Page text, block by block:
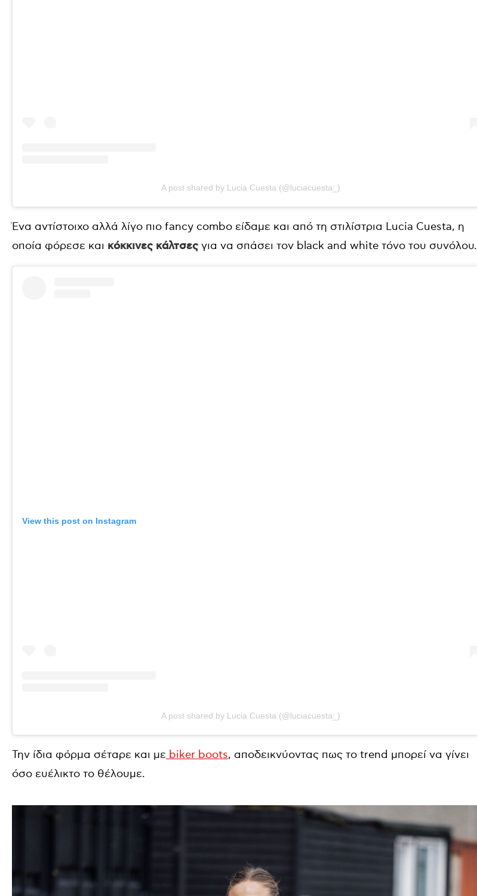
A post shared by Lucia Cuesta (@luciacuesta_)
Ένα αντίστοιχο αλλά λίγο πιο fancy combo είδαμε και από τη στιλίστρια Lucia Cuesta, η
οποία φόρεσε και κόκκινες κάλτσες για να σπάσει τον black and white τόνο του συνόλου.
View this post on Instagram
A post shared by Lucia Cuesta (@luciacuesta_)
Την ίδια φόρμα σέταρε και με biker boots, αποδεικνύοντας πως το trend μπορεί να γίνει
όσο ευέλικτο το θέλουμε.